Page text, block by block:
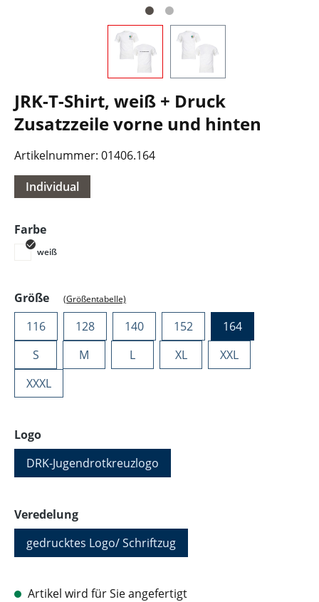
JRK-T-Shirt, weiß + Druck
Zusatzzeile vorne und hinten
Artikelnummer: 01406.164
Individual
Farbeauswählen
weiß
Größeauswählen
(Größentabelle)
116 128 140 152
164
S
M L XL
XXL
XXXL
Logoauswählen
DRK-Jugendrotkreuzlogo
Veredelungauswählen
gedrucktes Logo/ Schriftzug
Artikel wird für Sie angefertigt